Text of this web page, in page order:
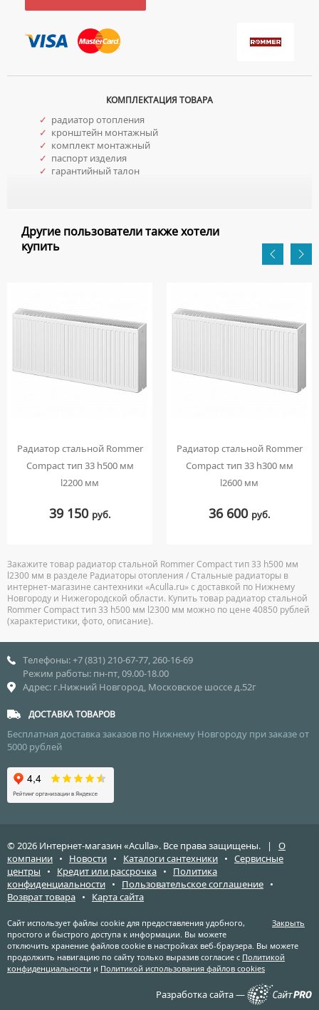
КОМПЛЕКТАЦИЯ ТОВАРА
✓ радиатор отопления
✓ кронштейн монтажный
✓ комплект монтажный
✓ паспорт изделия
✓ гарантийный талон
Другие пользователи также хотели
купить
Радиатор стальной Rommer
Compact тип 33 h500 мм
l2200 мм
39 150 руб.
Радиатор стальной Rommer
Compact тип 33 h300 мм
l2600 мм
36 600 руб.
Закажите товар радиатор стальной Rommer Compact тип 33 h500 мм
l2300 мм в разделе Радиаторы отопления / Стальные радиаторы в
интернет-магазине сантехники «Aculla.ru» с доставкой по Нижнему
Новгороду и Нижегородской области. Купить товар радиатор стальной
Rommer Compact тип 33 h500 мм l2300 мм можно по цене 40850 рублей
(характеристики, фото, описание).
Телефоны: +7 (831) 210-67-77, 260-16-69
Режим работы: пн-пт, 09.00-18.00
Адрес: г.Нижний Новгород, Московское шоссе д.52г
ДОСТАВКА ТОВАРОВ
Бесплатная доставка заказов по Нижнему Новгороду при заказе от
5000 рублей
© 2026 Интернет-магазин «Aculla». Все права защищены. | О
компании • Новости • Каталоги сантехники • Сервисные
центры • Кредит или рассрочка • Политика
конфиденциальности • Пользовательское соглашение •
Возврат товара • Карта сайта
Закрыть
Сайт использует файлы cookie для предоставления удобного,
простого и быстрого доступа к информации. Вы можете
отключить хранение файлов cookie в настройках веб-браузера. Вы можете
продолжить навигацию по сайту только выразив согласие с Политикой
конфиденциальности и Политикой использования файлов cookies
Разработка сайта —